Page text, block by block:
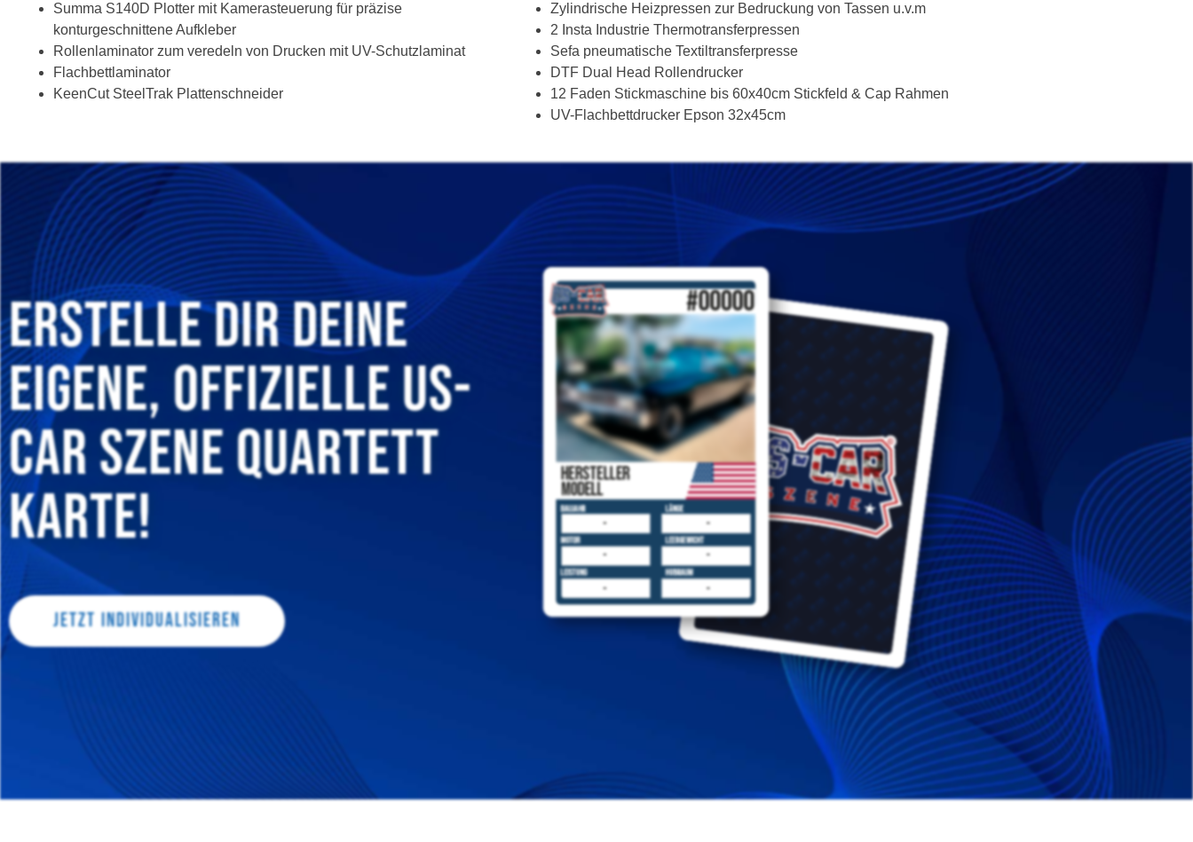
Summa S140D Plotter mit Kamerasteuerung für präzise
konturgeschnittene Aufkleber
Rollenlaminator zum veredeln von Drucken mit UV-Schutzlaminat
Flachbettlaminator
KeenCut SteelTrak Plattenschneider
Zylindrische Heizpressen zur Bedruckung von Tassen u.v.m
2 Insta Industrie Thermotransferpressen
Sefa pneumatische Textiltransferpresse
DTF Dual Head Rollendrucker
12 Faden Stickmaschine bis 60x40cm Stickfeld & Cap Rahmen
UV-Flachbettdrucker Epson 32x45cm
Erstelle dir deine
eigene, offizielle US-
Car Szene quartett
karte!
Jetzt individualisieren